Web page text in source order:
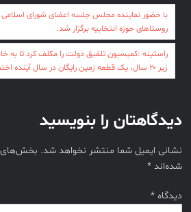
راهبری
نوشته
با حضور نماینده مجلس جلسه اعضای شورای اسلامی
روستاهای حوزه انتخابیه برگزار شد.
راستینه :کمیسیون تلفیق دولت را مکلف کرد تا به
زیر ۲۰ سال، یک قطعه زمین رایگان در سال آینده اختصاص دهد.
دیدگاهتان را بنویسید
نشانی ایمیل شما منتشر نخواهد شد. بخش‌های
شده‌اند*
دیدگاه*